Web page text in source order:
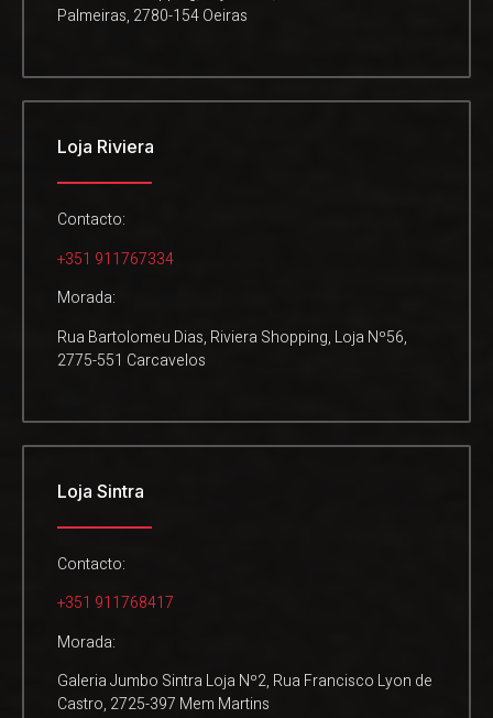
Palmeiras, 2780-154 Oeiras
Loja Riviera
Contacto:
+351 911767334
Morada:
Rua Bartolomeu Dias, Riviera Shopping, Loja Nº56,
2775-551 Carcavelos
Loja Sintra
Contacto:
+351 911768417
Morada:
Galeria Jumbo Sintra Loja Nº2, Rua Francisco Lyon de
Castro, 2725-397 Mem Martins